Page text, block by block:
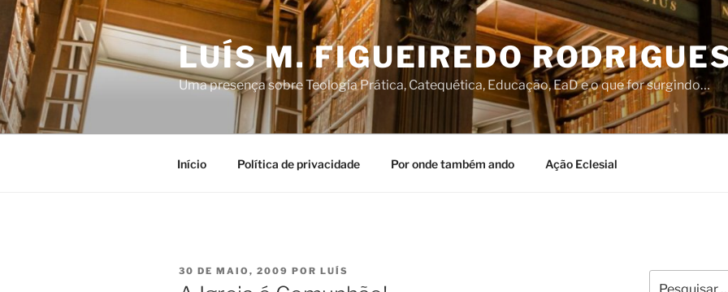
Saltar
para
conteúdo
LUÍS M. FIGUEIREDO
Uma presença sobre Teologia Prática, Catequética, Educação, EaD e o que for surgindo…
Início Política de privacidade Por onde também ando Ação Eclesial
PUBLICADO
EM
30 DE MAIO, 2009 POR LUÍS